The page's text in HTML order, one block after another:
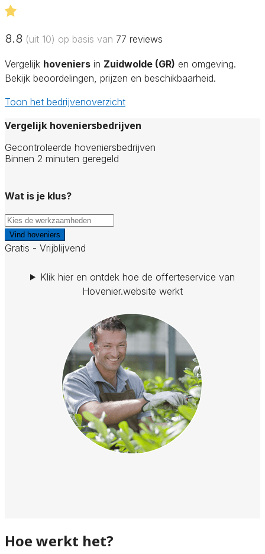
8.8 (uit 10) op basis van 77 reviews
Vergelijk hoveniers in Zuidwolde (GR) en omgeving.
Bekijk beoordelingen, prijzen en beschikbaarheid.
Toon het bedrijvenoverzicht
Vergelijk hoveniersbedrijven
Gecontroleerde hoveniersbedrijven
Binnen 2 minuten geregeld
Wat is je klus?
Vind hoveniers
Gratis - Vrijblijvend
Klik hier en ontdek hoe de offerteservice van
Hovenier.website werkt
Hoe werkt het?